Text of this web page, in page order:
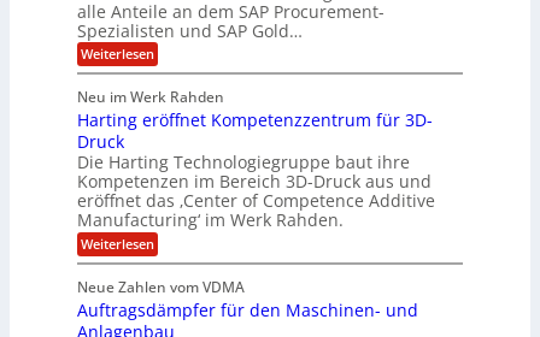
u
l
i
a
H
u
e
r
h
ä
l
t
6
5
&
V
P
S
a
e
s
E
n
g
n
e
i
t
K
I
A
s
s
s
t
e
n
t
r
i
t
y
y
s
m
S
t
e
l
l
r
i
alle Anteile an dem SAP Procurement-
Spezialisten und SAP Gold…
Weiterlesen:
A
l
f
O
n
e
G
r
o
p
ü
b
Neu im Werk Rahden
Harting eröffnet Kompetenzzentrum für 3D-
Druck
Die Harting Technologiegruppe baut ihre
Kompetenzen im Bereich 3D-Druck aus und
eröffnet das ‚Center of Competence Additive
Manufacturing‘ im Werk Rahden.
Weiterlesen:
H
r
t
i
Neue Zahlen vom VDMA
Auftragsdämpfer für den Maschinen- und
Anlagenbau